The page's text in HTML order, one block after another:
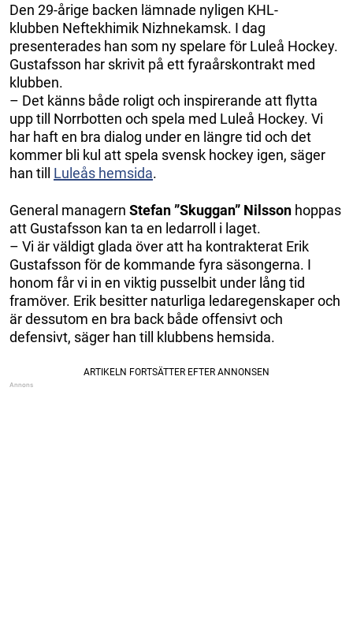
Den 29-årige backen lämnade nyligen KHL-
klubben Neftekhimik Nizhnekamsk. I dag
presenterades han som ny spelare för Luleå Hockey.
Gustafsson har skrivit på ett fyraårskontrakt med
klubben.
– Det känns både roligt och inspirerande att flytta
upp till Norrbotten och spela med Luleå Hockey. Vi
har haft en bra dialog under en längre tid och det
kommer bli kul att spela svensk hockey igen, säger
han till Luleås hemsida.
General managern Stefan ”Skuggan” Nilsson hoppas
att Gustafsson kan ta en ledarroll i laget.
– Vi är väldigt glada över att ha kontrakterat Erik
Gustafsson för de kommande fyra säsongerna. I
honom får vi in en viktig pusselbit under lång tid
framöver. Erik besitter naturliga ledaregenskaper och
är dessutom en bra back både offensivt och
defensivt, säger han till klubbens hemsida.